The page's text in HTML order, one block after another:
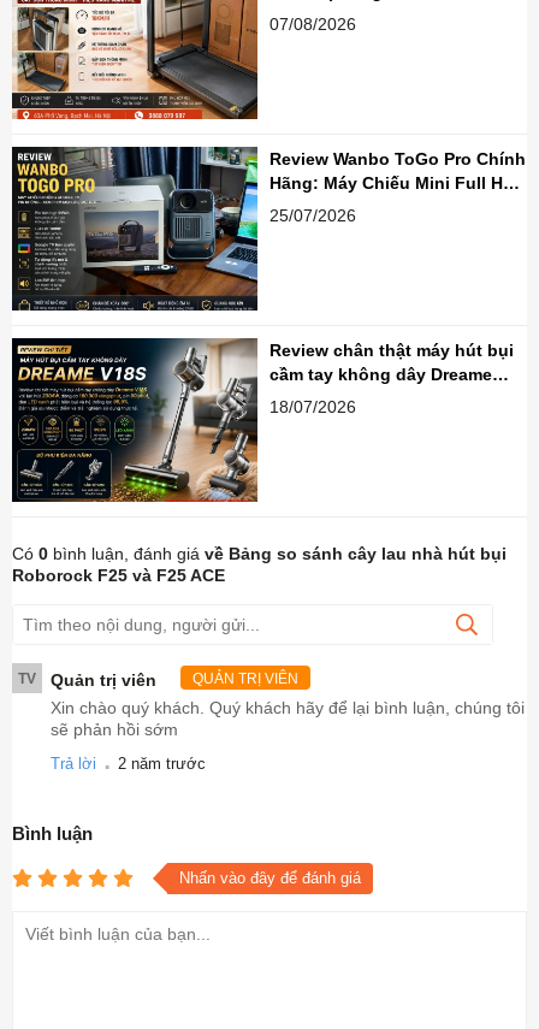
07/08/2026
Review Wanbo ToGo Pro Chính
Hãng: Máy Chiếu Mini Full HD
Google TV Đáng Mua
25/07/2026
Review chân thật máy hút bụi
cầm tay không dây Dreame
V18S – Mạnh, nhẹ và đủ sức
18/07/2026
Có 0 bình luận, đánh giá về Bảng so sánh cây lau nhà hút bụi
Roborock F25 và F25 ACE
TV Quản trị viên QUẢN TRỊ VIÊN
Xin chào quý khách. Quý khách hãy để lại bình luận, chúng tôi
sẽ phản hồi sớm
Trả lời . 2 năm trước
Bình luận
Nhấn vào đây để đánh giá